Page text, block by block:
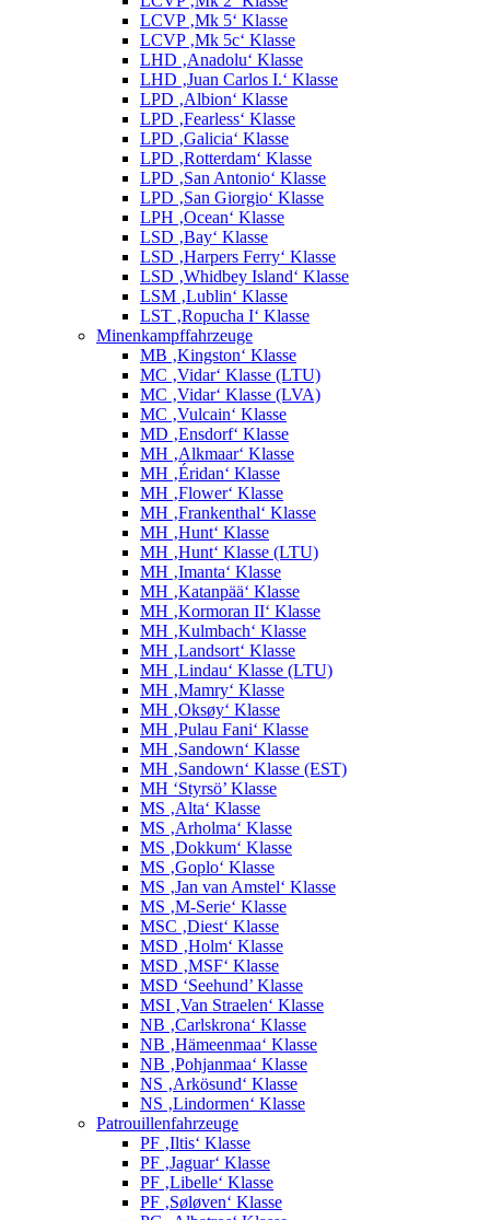
LCVP ‚Mk 5‘ Klasse
LCVP ‚Mk 5c‘ Klasse
LHD ‚Anadolu‘ Klasse
LHD ‚Juan Carlos I.‘ Klasse
LPD ‚Albion‘ Klasse
LPD ‚Fearless‘ Klasse
LPD ‚Galicia‘ Klasse
LPD ‚Rotterdam‘ Klasse
LPD ‚San Antonio‘ Klasse
LPD ‚San Giorgio‘ Klasse
LPH ‚Ocean‘ Klasse
LSD ‚Bay‘ Klasse
LSD ‚Harpers Ferry‘ Klasse
LSD ‚Whidbey Island‘ Klasse
LSM ‚Lublin‘ Klasse
LST ‚Ropucha I‘ Klasse
Minenkampffahrzeuge
MB ‚Kingston‘ Klasse
MC ‚Vidar‘ Klasse (LTU)
MC ‚Vidar‘ Klasse (LVA)
MC ‚Vulcain‘ Klasse
MD ‚Ensdorf‘ Klasse
MH ‚Alkmaar‘ Klasse
MH ‚Éridan‘ Klasse
MH ‚Flower‘ Klasse
MH ‚Frankenthal‘ Klasse
MH ‚Hunt‘ Klasse
MH ‚Hunt‘ Klasse (LTU)
MH ‚Imanta‘ Klasse
MH ‚Katanpää‘ Klasse
MH ‚Kormoran II‘ Klasse
MH ‚Kulmbach‘ Klasse
MH ‚Landsort‘ Klasse
MH ‚Lindau‘ Klasse (LTU)
MH ‚Mamry‘ Klasse
MH ‚Oksøy‘ Klasse
MH ‚Pulau Fani‘ Klasse
MH ‚Sandown‘ Klasse
MH ‚Sandown‘ Klasse (EST)
MH ‘Styrsö’ Klasse
MS ‚Alta‘ Klasse
MS ‚Arholma‘ Klasse
MS ‚Dokkum‘ Klasse
MS ‚Goplo‘ Klasse
MS ‚Jan van Amstel‘ Klasse
MS ‚M-Serie‘ Klasse
MSC ‚Diest‘ Klasse
MSD ‚Holm‘ Klasse
MSD ‚MSF‘ Klasse
MSD ‘Seehund’ Klasse
MSI ‚Van Straelen‘ Klasse
NB ‚Carlskrona‘ Klasse
NB ‚Hämeenmaa‘ Klasse
NB ‚Pohjanmaa‘ Klasse
NS ‚Arkösund‘ Klasse
NS ‚Lindormen‘ Klasse
Patrouillenfahrzeuge
PF ‚Iltis‘ Klasse
PF ‚Jaguar‘ Klasse
PF ‚Libelle‘ Klasse
PF ‚Søløven‘ Klasse